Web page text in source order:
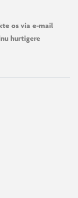
os via e-mail
hurtigere